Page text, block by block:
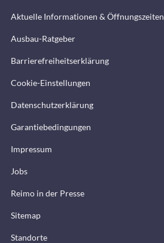
Aktuelle Informationen & Öffnungszeiten
Ausbau-Ratgeber
Barrierefreiheitserklärung
Cookie-Einstellungen
Datenschutzerklärung
Garantiebedingungen
Impressum
Jobs
Reimo in der Presse
Sitemap
Standorte